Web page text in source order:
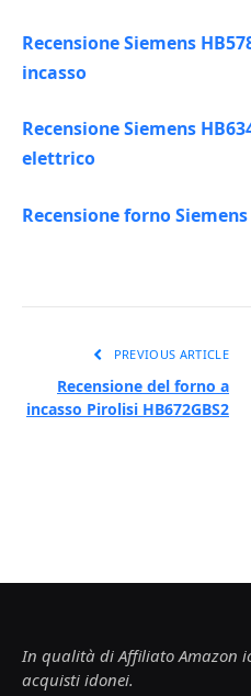
Recensione Siemens
incasso
Recensione Siemens
elettrico
Recensione forno Siemens
PREVIOUS ARTICLE
Recensione del forno a
incasso Pirolisi HB672GBS2
In qualità di Affiliato Amazon
acquisti idonei.